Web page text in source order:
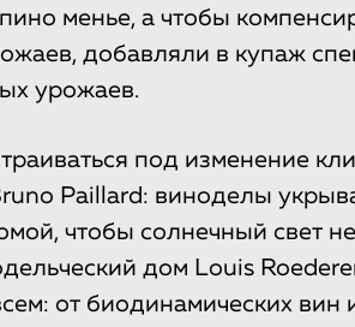
менье, а чтобы
добавляли в купаж
урожаев.
под изменение
Paillard: виноделы
чтобы солнечный свет
дом Louis
от биодинамических